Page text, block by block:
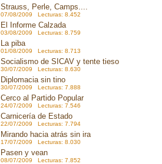
Strauss, Perle, Camps....
07/08/2009 Lecturas: 8.452
El Informe Calzada
03/08/2009 Lecturas: 8.759
La piba
01/08/2009 Lecturas: 8.713
Socialismo de SICAV y tente tieso
30/07/2009 Lecturas: 8.630
Diplomacia sin tino
30/07/2009 Lecturas: 7.888
Cerco al Partido Popular
24/07/2009 Lecturas: 7.546
Carnicería de Estado
22/07/2009 Lecturas: 7.794
Mirando hacia atrás sin ira
17/07/2009 Lecturas: 8.030
Pasen y vean
08/07/2009 Lecturas: 7.852